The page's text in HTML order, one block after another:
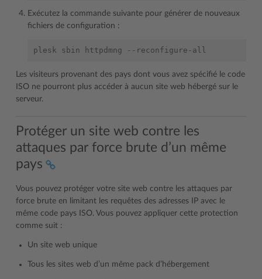
Exécutez la commande suivante pour générer de nouveaux
fichiers de configuration :
Les visiteurs provenant des pays dont vous avez spécifié le code
ISO ne pourront plus accéder à aucun site web hébergé sur le
serveur.
Protéger un site web contre les
attaques par force brute d’un même
pays
Vous pouvez protéger votre site web contre les attaques par
force brute en limitant les requêtes des adresses IP avec le
même code pays ISO. Vous pouvez appliquer cette protection
comme suit :
Un site web unique
Tous les sites web d’un même pack d’hébergement